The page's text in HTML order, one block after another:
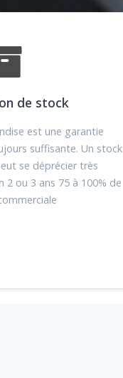
de stock
est une garantie
suffisante. Un stock
se déprécier très
ou 3 ans 75 à 100% de